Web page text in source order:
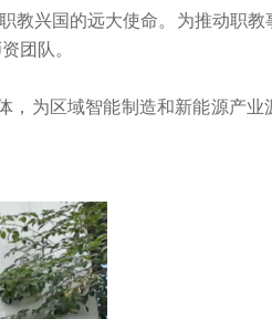
教兴国的远大使命。为推动职教
团队。
，为区域智能制造和新能源产业